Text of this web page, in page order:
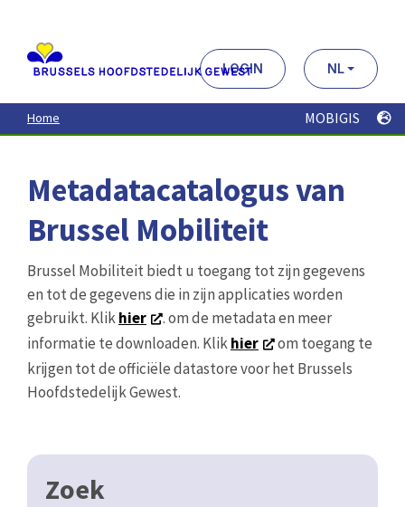
contenu
principal
LOGIN NL
Home MOBIGIS
Metadatacatalogus van
Brussel Mobiliteit
Brussel Mobiliteit biedt u toegang tot zijn gegevens
en tot de gegevens die in zijn applicaties worden
gebruikt. Klikhier
. om de metadata en meer
informatie te downloaden. Klikhier
om toegang te
krijgen tot de officiële datastore voor het Brussels
Hoofdstedelijk Gewest.
Zoek